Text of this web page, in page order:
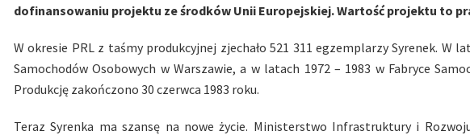
dofinansowaniu projektu ze środków Unii Europejskiej. Wartość projektu to
W okresie PRL z taśmy produkcyjnej zjechało 521 311 egzemplarzy Syrenek. W
Samochodów Osobowych w Warszawie, a w latach 1972 – 1983 w Fabryce
Produkcję zakończono 30 czerwca 1983 roku.
Teraz Syrenka ma szansę na nowe życie. Ministerstwo Infrastruktury i